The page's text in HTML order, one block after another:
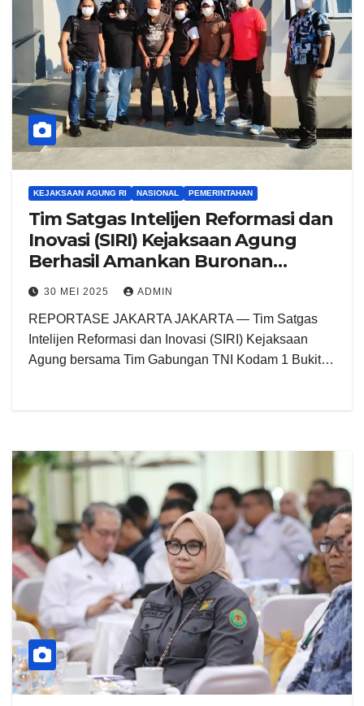
KEJAKSAAN AGUNG RI NASIONAL PEMERINTAHAN
Tim Satgas Intelijen Reformasi dan
Inovasi (SIRI) Kejaksaan Agung
Berhasil Amankan Buronan
Senjata Api Ilegal
30 MEI 2025 ADMIN
REPORTASE JAKARTA JAKARTA — Tim Satgas
Intelijen Reformasi dan Inovasi (SIRI) Kejaksaan
Agung bersama Tim Gabungan TNI Kodam 1 Bukit…